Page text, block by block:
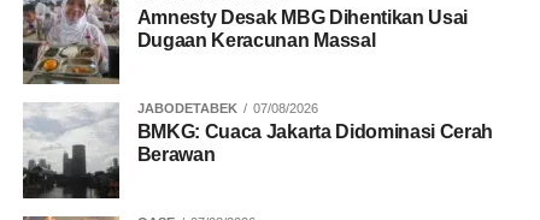
Amnesty Desak MBG Dihentikan Usai
Dugaan Keracunan Massal
JABODETABEK 07/08/2026
BMKG: Cuaca Jakarta Didominasi Cerah
Berawan